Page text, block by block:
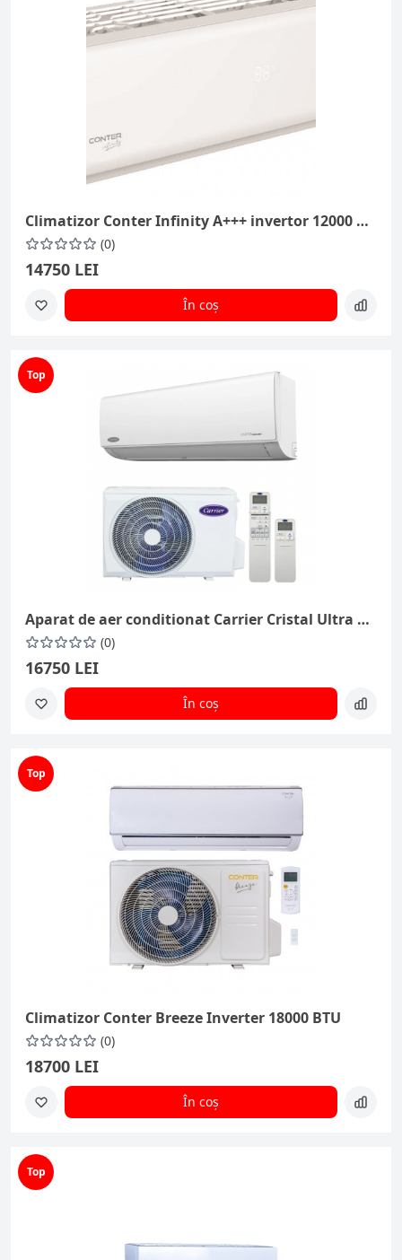
Climatizor Conter Infinity A+++ invertor 12000 BTU
(0)
14750 LEI
În coș
Top
Aparat de aer conditionat Carrier Cristal Ultra Clean Plus 12000 BTU
(0)
16750 LEI
În coș
Top
Climatizor Conter Breeze Inverter 18000 BTU
(0)
18700 LEI
În coș
Top